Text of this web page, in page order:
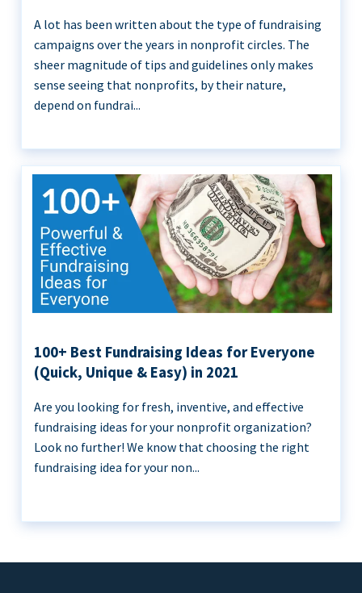
A lot has been written about the type of fundraising
campaigns over the years in nonprofit circles. The
sheer magnitude of tips and guidelines only makes
sense seeing that nonprofits, by their nature,
depend on fundrai...
100+ Best Fundraising Ideas for Everyone
(Quick, Unique & Easy) in 2021
Are you looking for fresh, inventive, and effective
fundraising ideas for your nonprofit organization?
Look no further! We know that choosing the right
fundraising idea for your non...